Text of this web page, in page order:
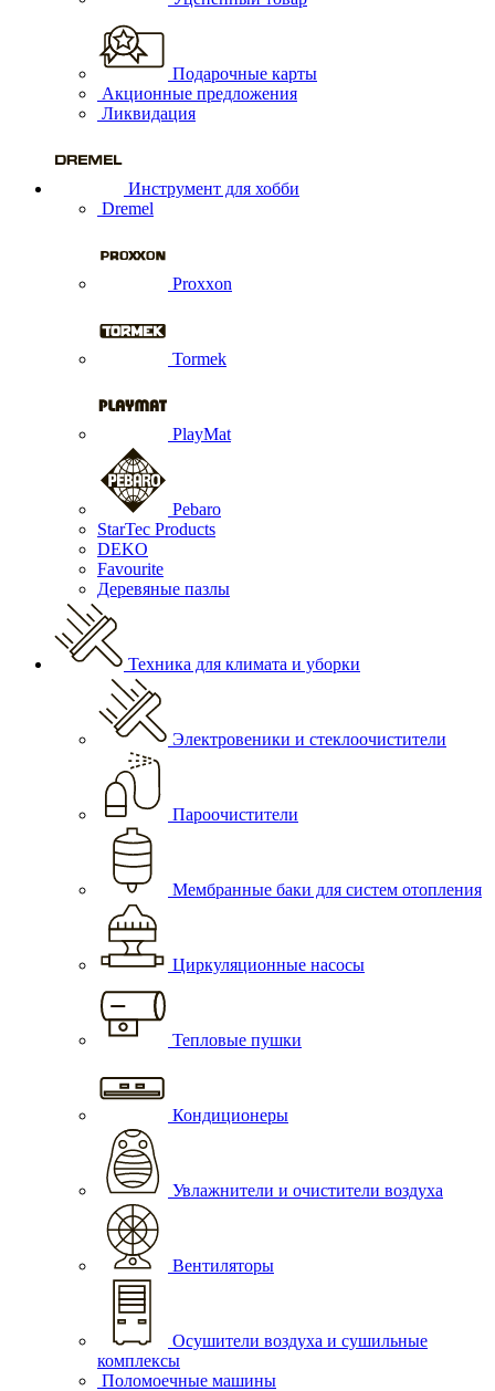
Подарочные карты
Акционные предложения
Ликвидация
Инструмент для хобби
Dremel
Proxxon
Tormek
PlayMat
Pebaro
StarTec Products
DEKO
Favourite
Деревяные пазлы
Техника для климата и уборки
Электровеники и стеклоочистители
Пароочистители
Мембранные баки для систем отопления
Циркуляционные насосы
Тепловые пушки
Кондиционеры
Увлажнители и очистители воздуха
Вентиляторы
Осушители воздуха и сушильные
комплексы
Поломоечные машины